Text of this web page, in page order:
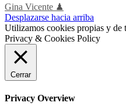
Gina Vicente ♟
Desplazarse hacia arriba
Utilizamos cookies propias y de
Privacy & Cookies Policy
Cerrar
Privacy Overview